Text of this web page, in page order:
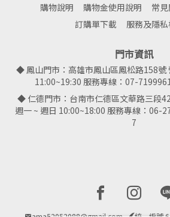
購物說明 購物金使用說明 常
訂購單下載
服務及隱
門市資訊
◆ 鳳山門市：高雄市鳳山區鳳松路158號
11:00~19:30 服務專線：07-
◆ 仁德門市：台南市仁德區文華路三段
週一 ~ 週日 10:00~18:00 服務專線：06-
7
Facebook